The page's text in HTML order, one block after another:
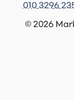
© 2026
010 3296